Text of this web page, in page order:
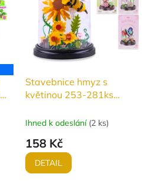
Stavebnice hmyz s
květinou 253-281ks
Ihned k odeslání (2 ks)
158 Kč
DETAIL